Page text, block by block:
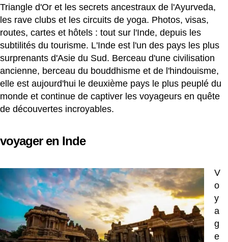
Triangle d'Or et les secrets ancestraux de l'Ayurveda,
les rave clubs et les circuits de yoga. Photos, visas,
routes, cartes et hôtels : tout sur l'Inde, depuis les
subtilités du tourisme. L'Inde est l'un des pays les plus
surprenants d'Asie du Sud. Berceau d'une civilisation
ancienne, berceau du bouddhisme et de l'hindouisme,
elle est aujourd'hui le deuxième pays le plus peuplé du
monde et continue de captiver les voyageurs en quête
de découvertes incroyables.
voyager en Inde
V
o
y
a
g
e